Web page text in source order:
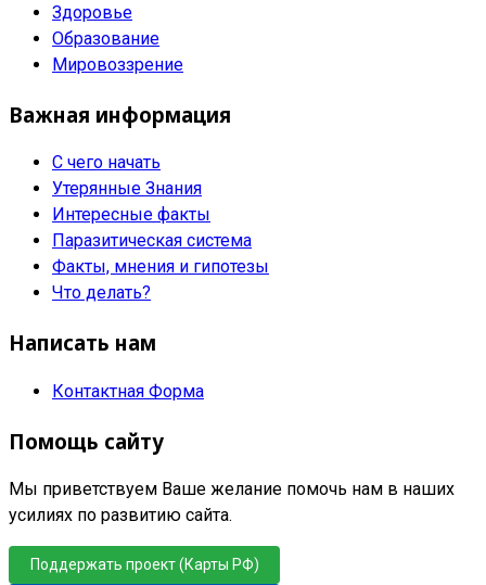
Здоровье
Образование
Мировоззрение
Важная информация
С чего начать
Утерянные Знания
Интересные факты
Паразитическая система
Факты, мнения и гипотезы
Что делать?
Написать нам
Контактная Форма
Помощь сайту
Мы приветствуем Ваше желание помочь нам в наших
усилиях по развитию сайта.
Поддержать проект (Карты РФ)